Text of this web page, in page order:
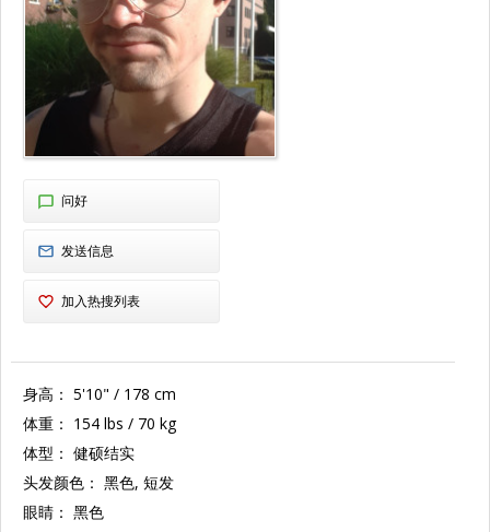
问好
发送信息
加入热搜列表
身高： 5'10" / 178 cm
体重： 154 lbs / 70 kg
体型： 健硕结实
头发颜色： 黑色, 短发
眼睛： 黑色